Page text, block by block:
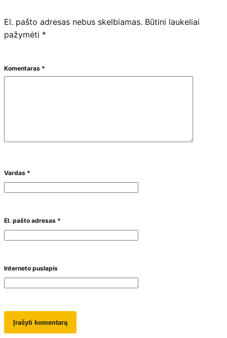
El. pašto adresas nebus skelbiamas. Būtini laukeliai
pažymėti *
Komentaras *
Vardas *
El. pašto adresas *
Interneto puslapis